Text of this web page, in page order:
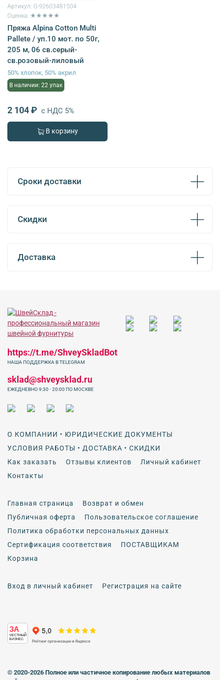
Артикул: G-92603481504
Оценка: ★★★★★
Пряжа Alpina Cotton Multi
Pallete / уп.10 мот. по 50г,
205 м, 06 св.серый-
св.розовый-лиловый
50% хлопок, 50% акрил
В наличии: 22 упак
2 104 ₽ с НДС 5%
В корзину
Сроки доставки
Скидки
Доставка
О КОМПАНИИ • ЮРИДИЧЕСКИЕ ДОКУМЕНТЫ
УСЛОВИЯ РАБОТЫ • ДОСТАВКА • СКИДКИ
Как заказать
Отзывы клиентов
Личный кабинет
Контакты
Главная страница
Возврат и обмен
Публичная оферта
Пользовательское соглашение
Политика обработки персональных данных
Сертификация соответствия
ПОСТАВЩИКАМ
Корзина
Вход в личный кабинет Регистрация на сайте
https://t.me/ShveySkladBot
НАША ПОДДЕРЖКА В TELEGRAM
sklad@shveysklad.ru
ЕЖЕДНЕВНО 9:30 - 20:00 ПО МОСКВЕ
ЗА
ЧЕСТНЫЙ
БИЗНЕС
© 2020-2026 Полное или частичное копирование любых материалов